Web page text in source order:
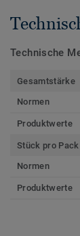
Technische
Gesamtstärke
Normen
Produktwerte
Stück pro Pack
Normen
Produktwerte